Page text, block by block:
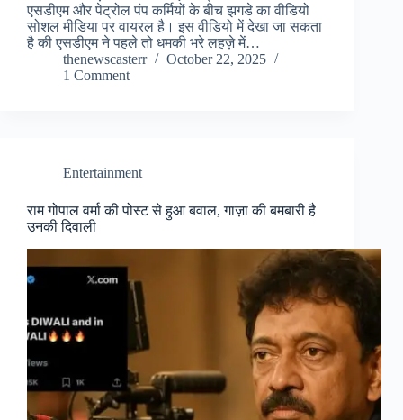
एसडीएम और पेट्रोल पंप कर्मियों के बीच झगडे का वीडियो
सोशल मीडिया पर वायरल है। इस वीडियो में देखा जा सकता
है की एसडीएम ने पहले तो धमकी भरे लहज़े में…
thenewscasterr
October 22, 2025
1 Comment
Entertainment
राम गोपाल वर्मा की पोस्ट से हुआ बवाल, गाज़ा की बमबारी है
उनकी दिवाली